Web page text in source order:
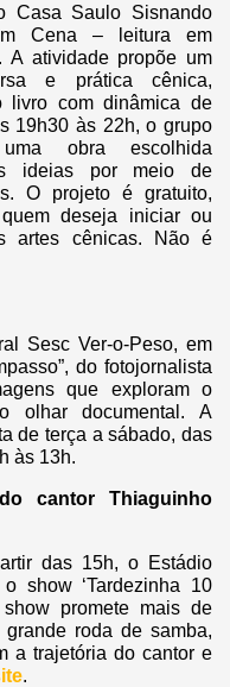
Casa Saulo Sisnando
Cena – leitura em
A atividade propõe um
e prática cênica,
livro com dinâmica de
19h30 às 22h, o grupo
obra escolhida
ideias por meio de
O projeto é gratuito,
deseja iniciar ou
artes cênicas. Não é
Sesc Ver-o-Peso, em
do fotojornalista
que exploram o
olhar documental. A
de terça a sábado, das
às 13h.
cantor Thiaguinho
das 15h, o Estádio
show ‘Tardezinha 10
promete mais de
roda de samba,
a trajetória do cantor e
.